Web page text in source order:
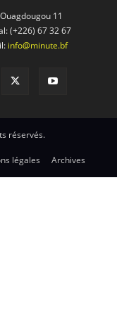
11
(+226) 67 32 67
info@minute.bf
réservés.
légales Archives